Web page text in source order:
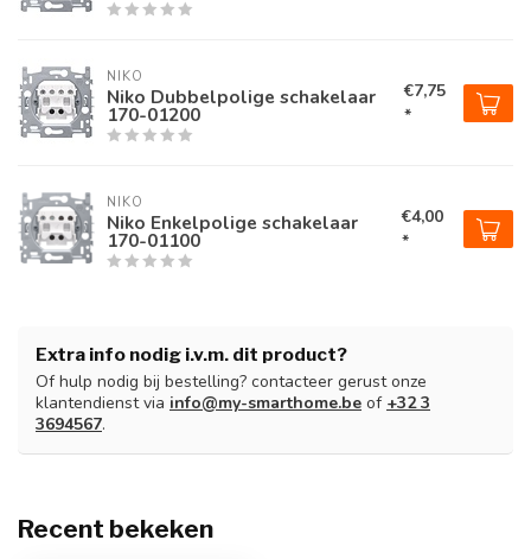
NIKO
Niko Dubbelpolige schakelaar
170-01200
€7,75
*
NIKO
Niko Enkelpolige schakelaar
170-01100
€4,00
*
Extra info nodig i.v.m. dit product?
Of hulp nodig bij bestelling? contacteer gerust onze
klantendienst via info@my-smarthome.be of +32 3
3694567.
Recent bekeken